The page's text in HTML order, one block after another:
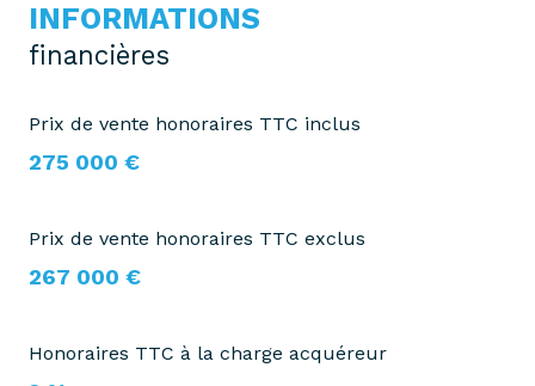
loggia
INFORMATIONS
financières
Prix de vente honoraires TTC inclus
275 000 €
Prix de vente honoraires TTC exclus
267 000 €
Honoraires TTC à la charge acquéreur